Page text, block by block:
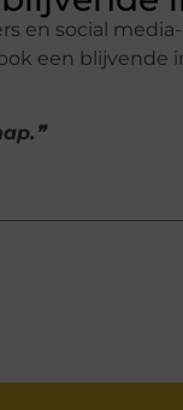
en social
een blijvende